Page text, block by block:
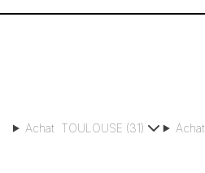
Achat TOULOUSE (31) Achat